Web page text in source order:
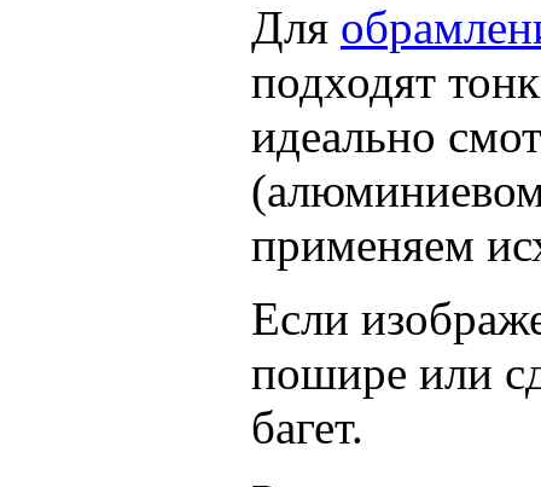
Для
подходят
идеально
применяем
Если
пошире или
багет.